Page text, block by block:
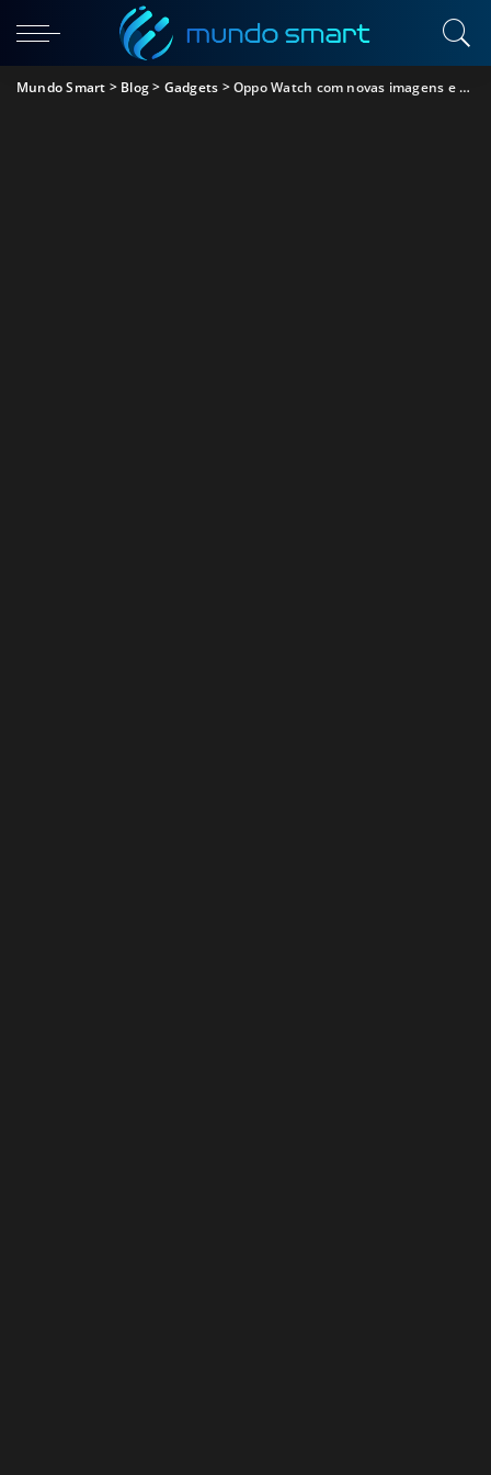
Mundo Smart > Blog> Gadgets >Oppo Watch com novas imagens e confirmação para dia 6 de março